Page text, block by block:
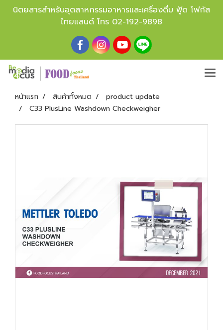
นิตยสารสำหรับอุตสาหกรรมอาหารและเครื่องดื่ม ฟู้ด โฟกัส
ไทยแลนด์ โทร 02-192-9898
หน้าแรก สินค้าทั้งหมด
product update
C33 PlusLine Washdown Checkweigher